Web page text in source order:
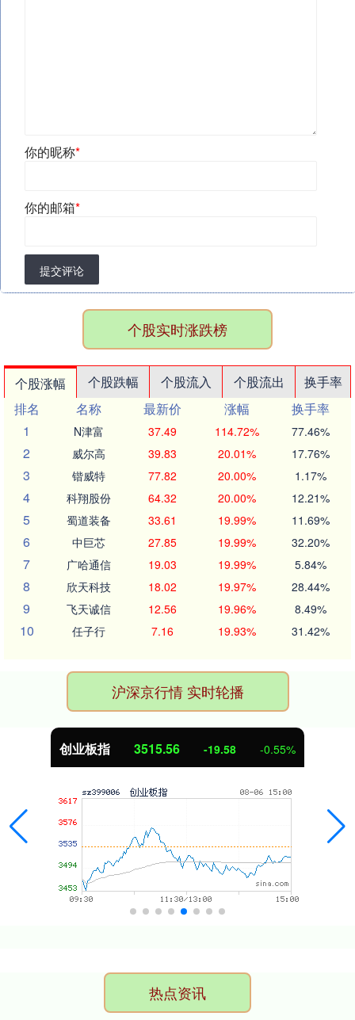
你的昵称*
你的邮箱*
提交评论
个股实时涨跌榜
个股涨幅 个股跌幅 个股流入 个股流出
换手率
排名
名称 最新价 涨幅
换手率
1
N津富 37.49 114.72% 77.46%
2 威尔高 39.83 20.01% 17.76%
3 锴威特 77.82 20.00% 1.17%
4 科翔股份 64.32 20.00% 12.21%
5 蜀道装备 33.61 19.99% 11.69%
6 中巨芯 27.85 19.99% 32.20%
7 广哈通信 19.03 19.99% 5.84%
8 欣天科技 18.02 19.97% 28.44%
9 飞天诚信 12.56 19.96% 8.49%
10 任子行 7.16 19.93% 31.42%
沪深京行情 实时轮播
创业板指 3515.56 -19.58 -0.55%
热点资讯